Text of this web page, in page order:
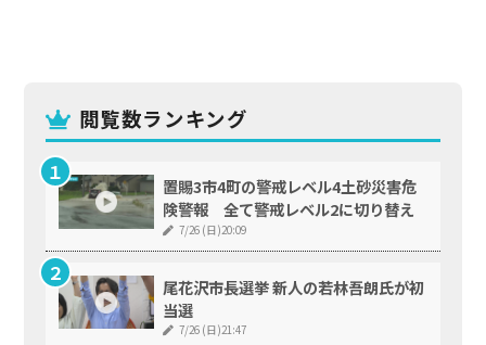
閲覧数ランキング
置賜3市4町の警戒レベル4土砂災害危
険警報 全て警戒レベル2に切り替え
7/26 (日)20:09
尾花沢市長選挙 新人の若林吾朗氏が初
当選
7/26 (日)21:47